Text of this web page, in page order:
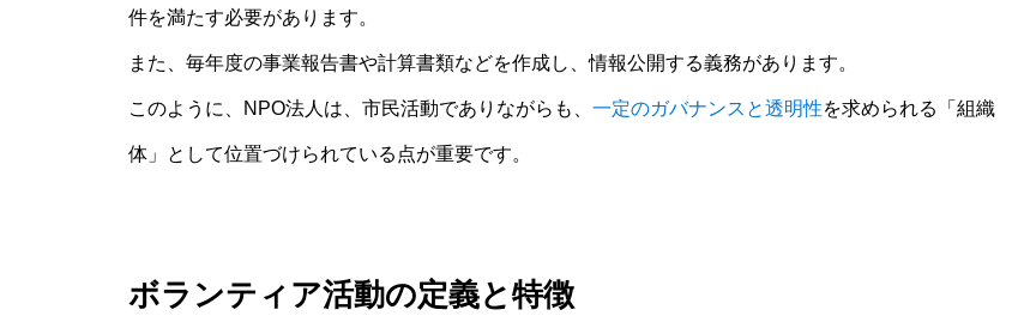
件を満たす必要があります。
また、毎年度の事業報告書や計算書類などを作成し、情報公開する義務があります。
このように、NPO法人は、市民活動でありながらも、 一定のガバナンスと透明性を求められる「組織
体」として位置づけられている点が重要です。
ボランティア活動の定義と特徴